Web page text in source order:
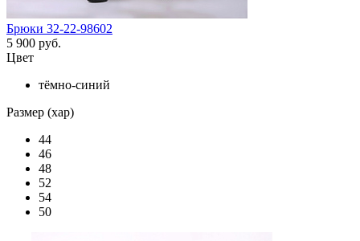
Брюки 32-22-98602
5 900 руб.
Цвет
тёмно-синий
Размер (хар)
44
46
48
52
54
50